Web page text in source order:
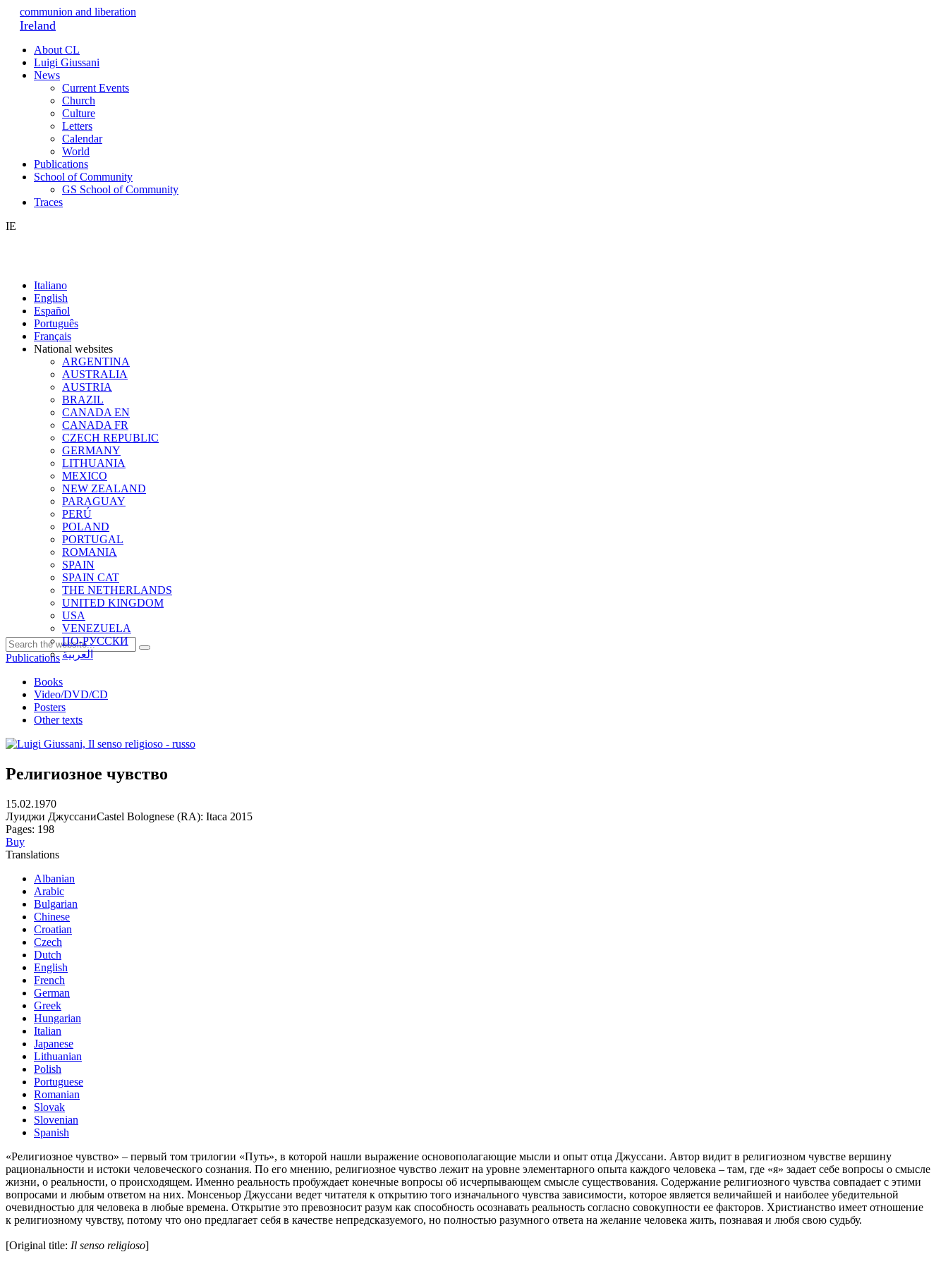
communion and liberation
Ireland
About CL
Luigi Giussani
News
Current Events
Church
Culture
Letters
Calendar
World
Publications
School of Community
GS School of Community
Traces
IE
Italiano
English
Español
Português
Français
National websites
ARGENTINA
AUSTRALIA
AUSTRIA
BRAZIL
CANADA EN
CANADA FR
CZECH REPUBLIC
GERMANY
LITHUANIA
MEXICO
NEW ZEALAND
PARAGUAY
PERÚ
POLAND
PORTUGAL
ROMANIA
SPAIN
SPAIN CAT
THE NETHERLANDS
UNITED KINGDOM
USA
VENEZUELA
ПО-РУССКИ
العربيةPublications
Books
Video/DVD/CD
Posters
Other texts
Религиозное чувство
15.02.1970
Луиджи ДжуссаниCastel Bolognese (RA): Itaca 2015
Pages: 198
Buy
Translations
Albanian
Arabic
Bulgarian
Chinese
Croatian
Czech
Dutch
English
French
German
Greek
Hungarian
Italian
Japanese
Lithuanian
Polish
Portuguese
Romanian
Slovak
Slovenian
Spanish
«Религиозное чувство» – первый том трилогии «Путь», в которой нашли выражение основополагающие мысли и опыт отца Джуссани. Автор видит в религиозном чувстве вершину
рациональности и истоки человеческого сознания. По его мнению, религиозное чувство лежит на уровне элементарного опыта каждого человека – там, где «я» задает себе вопросы о смысле
жизни, о реальности, о происходящем. Именно реальность пробуждает конечные вопросы об исчерпывающем смысле существования. Содержание религиозного чувства совпадает с этими
вопросами и любым ответом на них. Монсеньор Джуссани ведет читателя к открытию того изначального чувства зависимости, которое является величайшей и наиболее убедительной
очевидностью для человека в любые времена. Открытие это превозносит разум как способность осознавать реальность согласно совокупности ее факторов. Христианство имеет отношение
к религиозному чувству, потому что оно предлагает себя в качестве непредсказуемого, но полностью разумного ответа на желание человека жить, познавая и любя свою судьбу.
[Original title: Il senso religioso]